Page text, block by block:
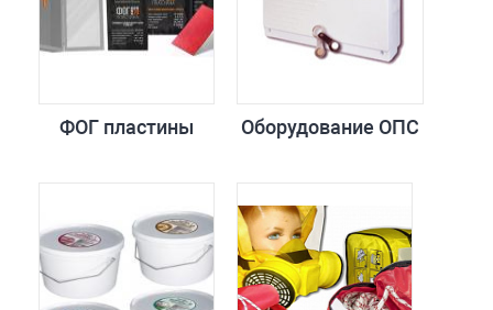
ФОГ пластины Оборудование ОПС